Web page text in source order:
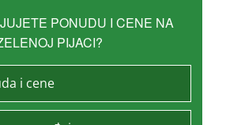
PONUDU I CENE NA
PIJACI?
i cene